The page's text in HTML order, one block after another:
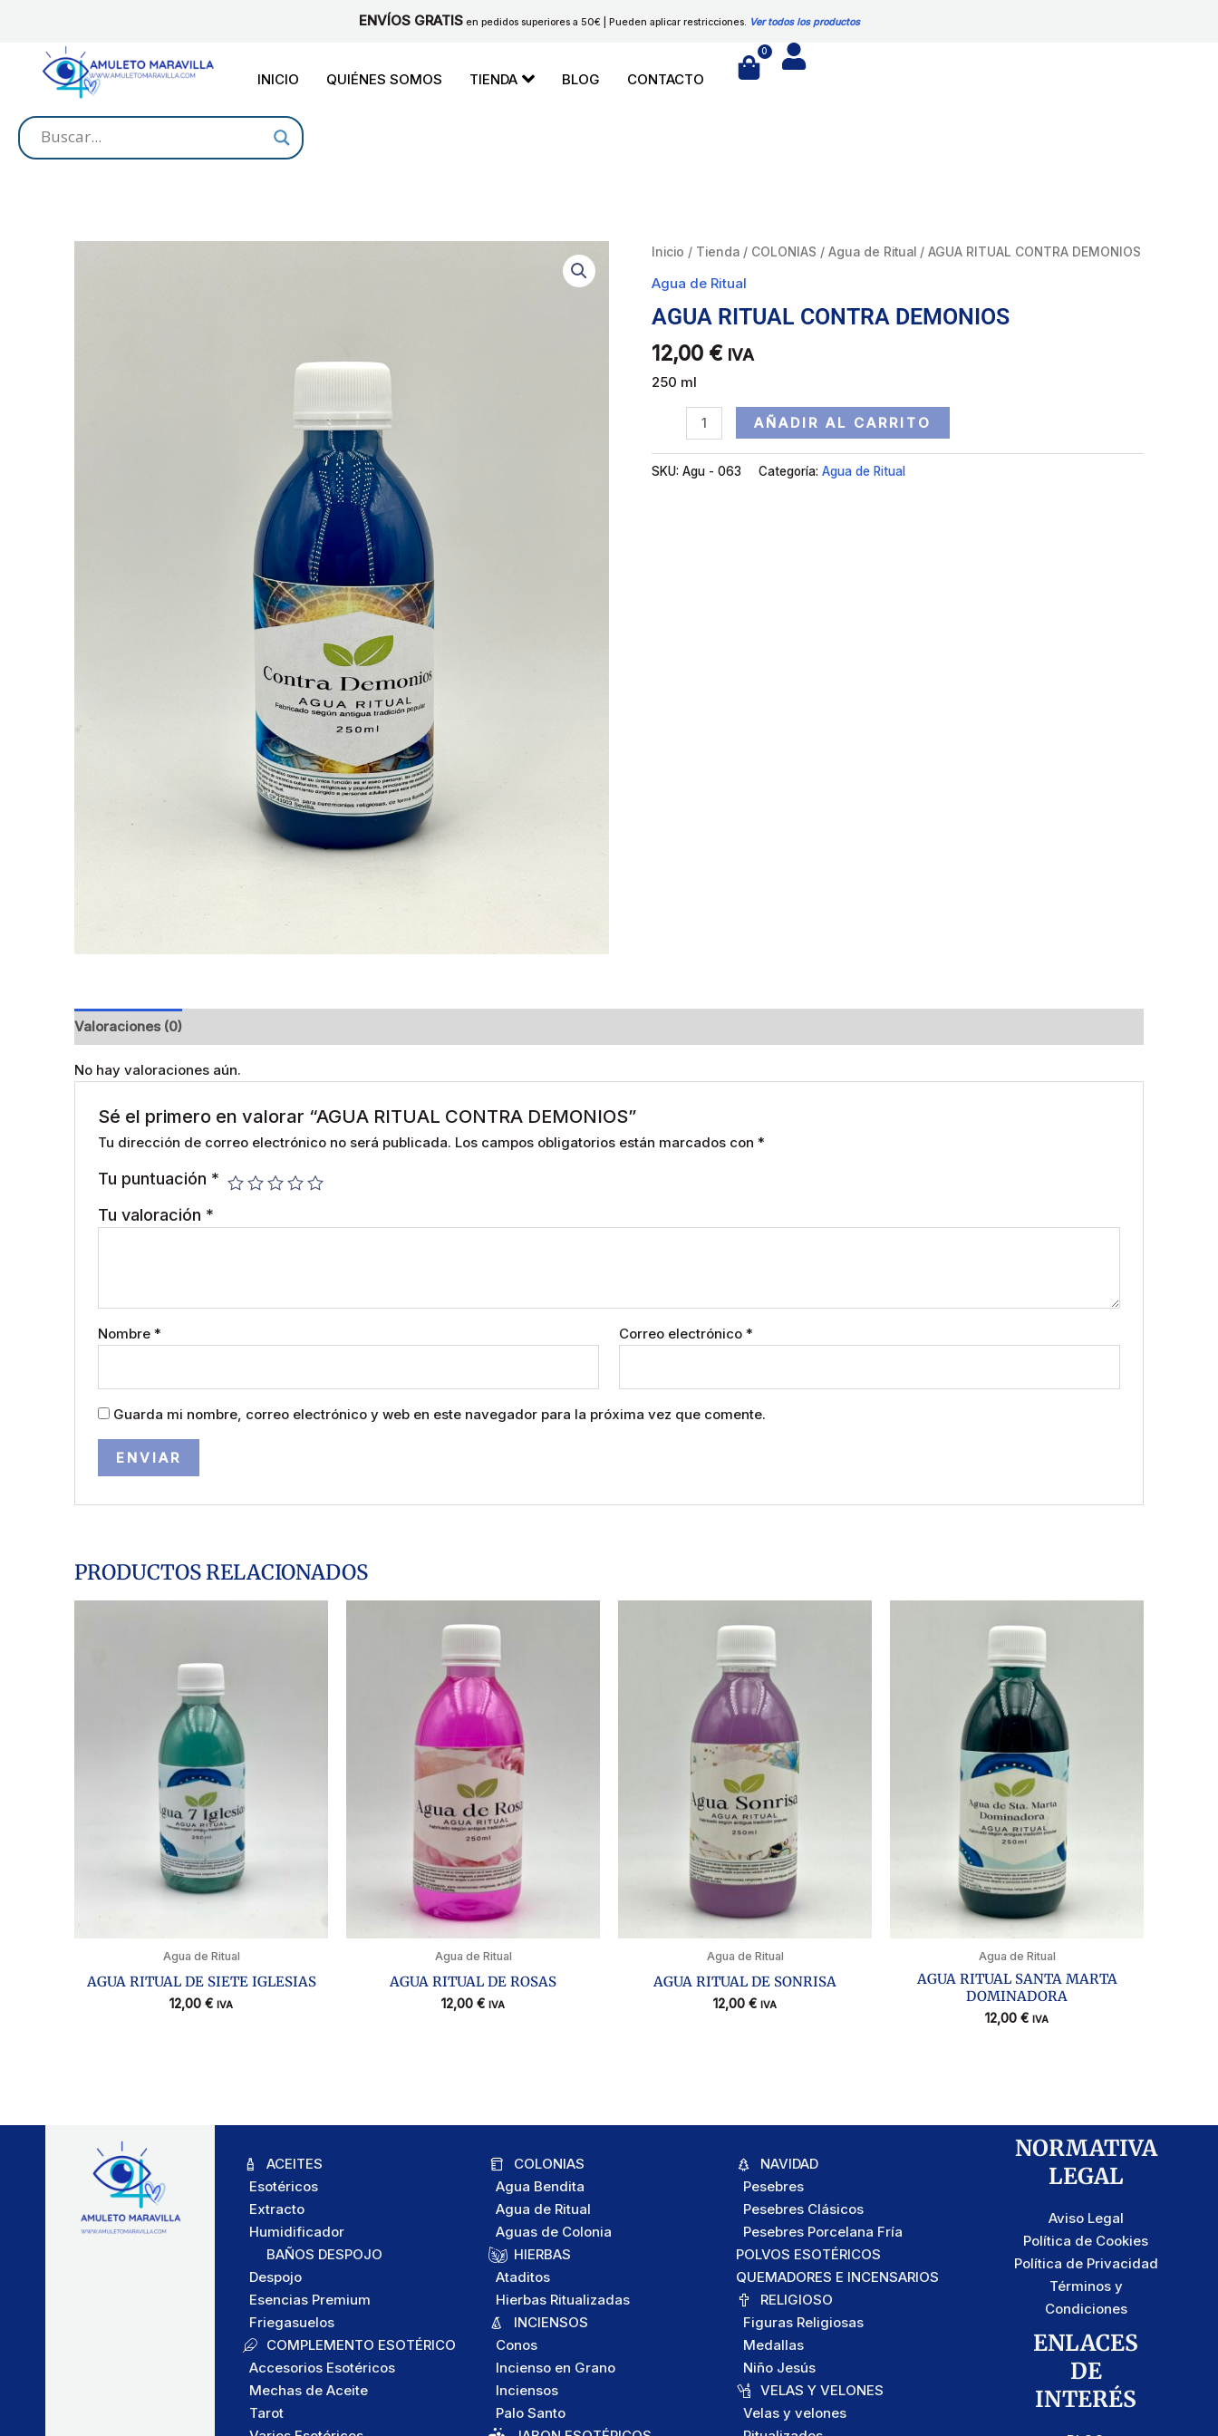
contenido
ENVÍOS GRATISen pedidos superiores a 50€ | Pueden aplicar restricciones. Ver todos los productos
INICIO QUIÉNES SOMOS TIENDA BLOG CONTACTO
0
Cart
Inicio / Tienda / COLONIAS /Agua de Ritual / AGUA RITUAL CONTRA DEMONIOS
Agua de Ritual
AGUA RITUAL CONTRA DEMONIOS
12,00 € IVA
250 ml
AGUA
RITUAL
CONTRA
DEMONIOS
cantidad
AÑADIR AL CARRITO
SKU:Agu - 063 Categoría:Agua de Ritual
Valoraciones (0)
No hay valoraciones aún.
Sé el primero en valorar “AGUA RITUAL CONTRA DEMONIOS”
Tu dirección de correo electrónico no será publicada. Los campos obligatorios están marcados con*
Tu puntuación *
Tu valoración *
Nombre* Correo electrónico*
Guarda mi nombre, correo electrónico y web en este navegador para la próxima vez que comente.
PRODUCTOS RELACIONADOS
Agua de Ritual
AGUA RITUAL DE SIETE IGLESIAS
12,00 € IVA
Agua de Ritual
AGUA RITUAL DE ROSAS
12,00 € IVA
Agua de Ritual
AGUA RITUAL DE SONRISA
12,00 € IVA
Agua de Ritual
AGUA RITUAL SANTA MARTA
DOMINADORA
12,00 € IVA
ACEITES
Esotéricos
Extracto
Humidificador
BAÑOS DESPOJO
Despojo
Esencias Premium
Friegasuelos
COMPLEMENTO ESOTÉRICO
Accesorios Esotéricos
Mechas de Aceite
Tarot
COLONIAS
Agua Bendita
Agua de Ritual
Aguas de Colonia
HIERBAS
Ataditos
Hierbas Ritualizadas
INCIENSOS
Conos
Incienso en Grano
Inciensos
Palo Santo
NAVIDAD
Pesebres
Pesebres Clásicos
Pesebres Porcelana Fría
POLVOS ESOTÉRICOS
QUEMADORES E INCENSARIOS
RELIGIOSO
Figuras Religiosas
Medallas
Niño Jesús
VELAS Y VELONES
Velas y velones
NORMATIVA
LEGAL
Aviso Legal
Política de Cookies
Política de Privacidad
Términos y
Condiciones
ENLACES
DE
INTERÉS
DEMONIOS